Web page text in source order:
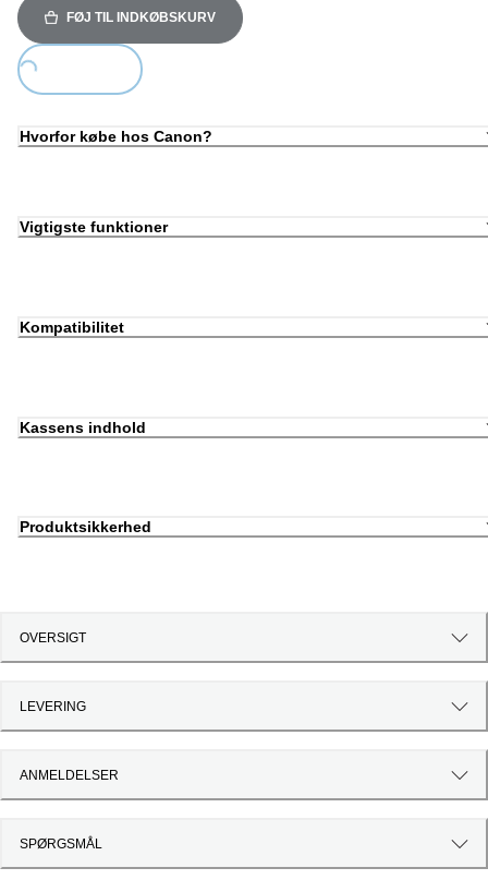
FØJ TIL INDKØBSKURV
Hvorfor købe hos Canon?
Vigtigste funktioner
Kompatibilitet
Kassens indhold
Produktsikkerhed
OVERSIGT
LEVERING
ANMELDELSER
SPØRGSMÅL